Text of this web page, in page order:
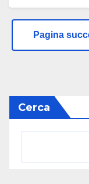
Pagina
Cerca